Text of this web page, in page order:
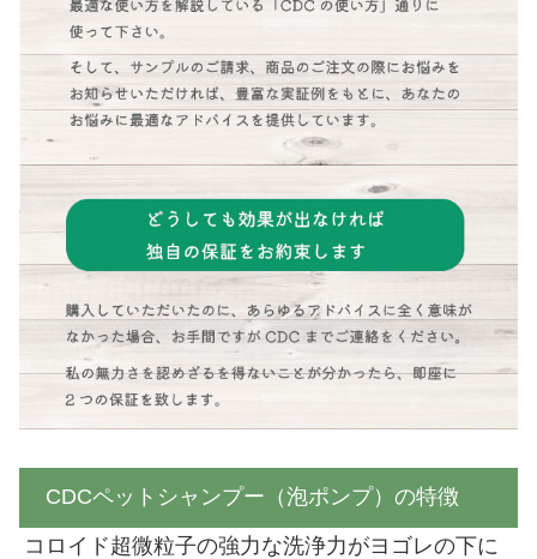
CDCペットシャンプー（泡ポンプ）の特徴
コロイド超微粒子の強力な洗浄力がヨゴレの下に